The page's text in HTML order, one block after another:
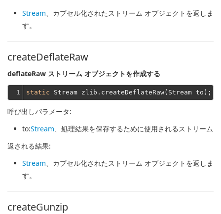
Stream、カプセル化されたストリーム オブジェクトを返しま
す。
createDeflateRaw
deflateRaw ストリーム オブジェクトを作成する
1 static
呼び出しパラメータ:
to:Stream、処理結果を保存するために使用されるストリーム
返される結果:
Stream、カプセル化されたストリーム オブジェクトを返しま
す。
createGunzip